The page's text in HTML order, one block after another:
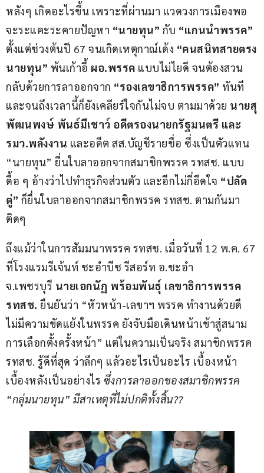
หลังๆ เกิดอะไรขึ้น เพราะที่ผ่านมา แวดวงการเมืองพอ
จะระแคะระคายปัญหา “นายทุน” กับ “แกนนำพรรค”
ตั้งแต่ช่วงต้นปี 67 จนเกิดเหตุกาณ์เด้ง “คนสนิทสายตรง
นายทุน” พ้นเก้าอี้ ผอ.พรรค แบบไม่ไยดี จนต้องสวน
กลับด้วยการลาออกจาก “รองเลขาธิการพรรค” ทันที
และจนถึงเวลานี้ก็ยังเคลียร์ใจกันไม่จบ ตามมาด้วย นายสุ
พัฒนพงษ์ พันธ์มีเชาว์ อดีตรองนายกรัฐมนตรี และ
รมว.พลังงาน และอดีต สส.บัญชีรายชื่อ ซึ่งเป็นตัวแทน
“นายทุน” ยื่นใบลาออกจากสมาชิกพรรค รทสช. แบบ
ดื้อ ๆ อ้างว่าไปทำธุรกิจส่วนตัว และอีกไม่กี่อึดใจ “ปลัด
ตู่” ก็ยื่นใบลาออกจากสมาชิกพรรค รทสช. ตามกันมา
ติดๆ
ถึงแม้ว่าในการสัมมนาพรรค รทสช. เมื่อวันที่ 12 พ.ค. 67
ที่โรงแรมรีเจ้นท์ ชะอำบีช รีสอร์ท อ.ชะอำ
จ.เพชรบุรี นายเอกนัฏ พร้อมพันธุ์ เลขาธิการพรรค
รทสช. ยืนยันว่า “หัวหน้า-เลขาฯ พรรค ทำงานด้วยดี
ไม่มีความขัดแย้งในพรรค ยังจับมือเดินหน้าเข้าสู่สนาม
การเลือกตั้งครั้งหน้า” แต่ในความเป็นจริง สมาชิกพรรค
รทสช. รู้ดีที่สุด ว่าลึกๆ แล้วอะไรเป็นอะไร เบื้องหน้า
เบื้องหลังเป็นอย่างไร ซึ่งการลาออกของสมาชิกพรรค
“กลุ่มนายทุน” มีสาเหตุที่ไม่ปกติทั้งสิ้น??